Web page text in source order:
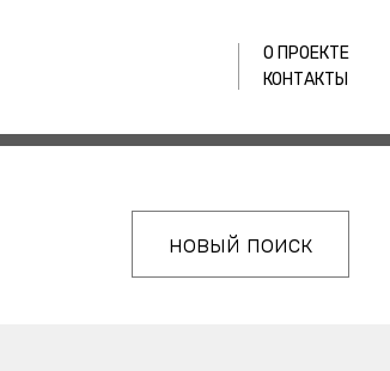
О ПРОЕКТЕ
КОНТАКТЫ
новый поиск